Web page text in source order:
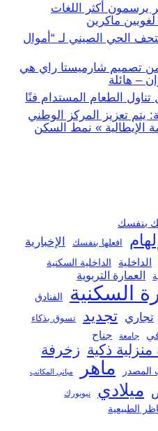
يرسمون أكثر اللغات
لغويين ماكرين
الحي الصيني لـ “أموال
تصميم شارميستا راي هي
– هائلة
الطعام المستدام فنًا
يتم تعزيز المركز الوطني
الإيطالية » نمط السكن
بنفسك
إلهام افعلها بنفسك الإخبارية
الداخلية الداخلية السكنية
العمارة التربوية
السكنية الفنادق
تجاري تجديد تسوق بذكاء
جامعة جناح
ذكية زخرفة
المصدر ماهر مباني المكاتب
ميلادي نيويورك
الطبيعية